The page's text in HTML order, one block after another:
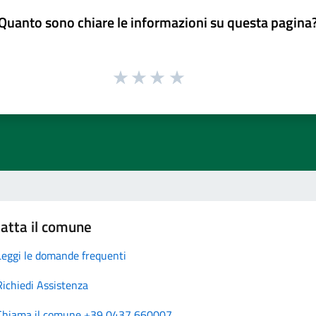
sono chiare le informazioni su questa
il comune
le domande frequenti
Assistenza